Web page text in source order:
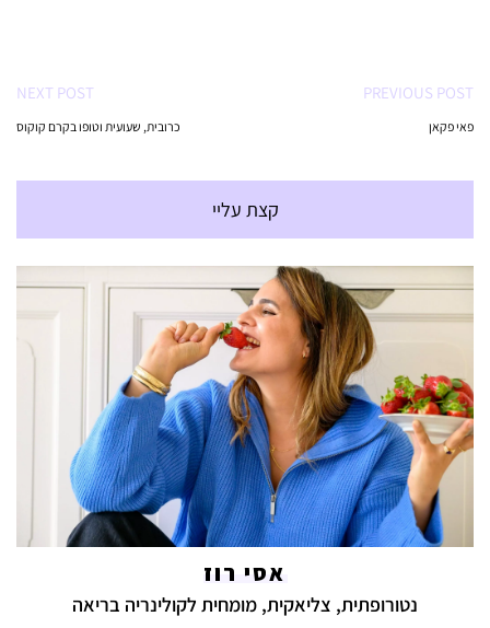
PREVIOUS POST
פאי פקאן
NEXT POST
כרובית, שעועית וטופו בקרם קוקוס
קצת עליי
אסי רוז
נטורופתית, צליאקית, מומחית לקולינריה בריאה